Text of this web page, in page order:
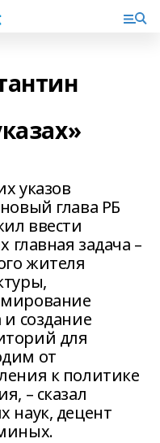
указов
глава РБ
ввести
главная задача –
жителя
и создание
для
от
к политике
– сказал
наук, децент